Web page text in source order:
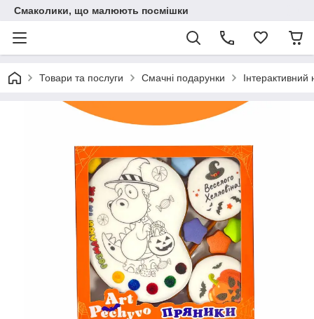
Смаколики, що малюють посмішки
Товари та послуги Смачні подарунки Інтерактивний